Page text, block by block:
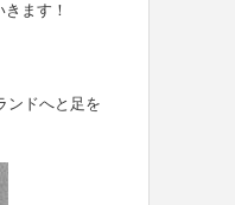
ます！
ンドへと足を